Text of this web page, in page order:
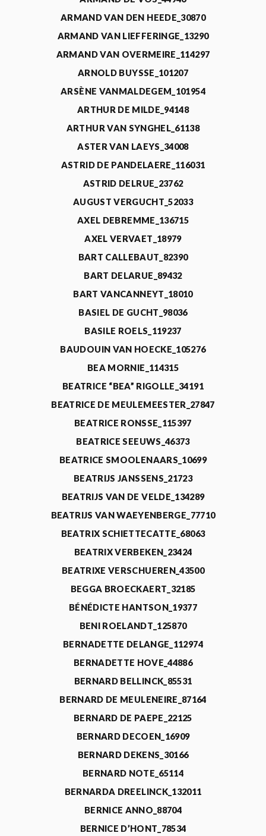
ARMAND VAN DEN HEEDE_30870
ARMAND VAN LIEFFERINGE_13290
ARMAND VAN OVERMEIRE_114297
ARNOLD BUYSSE_101207
ARSÈNE VANMALDEGEM_101954
ARTHUR DE MILDE_94148
ARTHUR VAN SYNGHEL_61138
ASTER VAN LAEYS_34008
ASTRID DE PANDELAERE_116031
ASTRID DELRUE_23762
AUGUST VERGUCHT_52033
AXEL DEBREMME_136715
AXEL VERVAET_18979
BART CALLEBAUT_82390
BART DELARUE_89432
BART VANCANNEYT_18010
BASIEL DE GUCHT_98036
BASILE ROELS_119237
BAUDOUIN VAN HOECKE_105276
BEA MORNIE_114315
BEATRICE “BEA” RIGOLLE_34191
BEATRICE DE MEULEMEESTER_27847
BEATRICE RONSSE_115397
BEATRICE SEEUWS_46373
BEATRICE SMOOLENAARS_10699
BEATRIJS JANSSENS_21723
BEATRIJS VAN DE VELDE_134289
BEATRIJS VAN WAEYENBERGE_77710
BEATRIX SCHIETTECATTE_68063
BEATRIX VERBEKEN_23424
BEATRIXE VERSCHUEREN_43500
BEGGA BROECKAERT_32185
BÉNÉDICTE HANTSON_19377
BENI ROELANDT_125870
BERNADETTE DELANGE_112974
BERNADETTE HOVE_44886
BERNARD BELLINCK_85531
BERNARD DE MEULENEIRE_87164
BERNARD DE PAEPE_22125
BERNARD DECOEN_16909
BERNARD DEKENS_30166
BERNARD NOTE_65114
BERNARDA DREELINCK_132011
BERNICE ANNO_88704
BERNICE D’HONT_78534